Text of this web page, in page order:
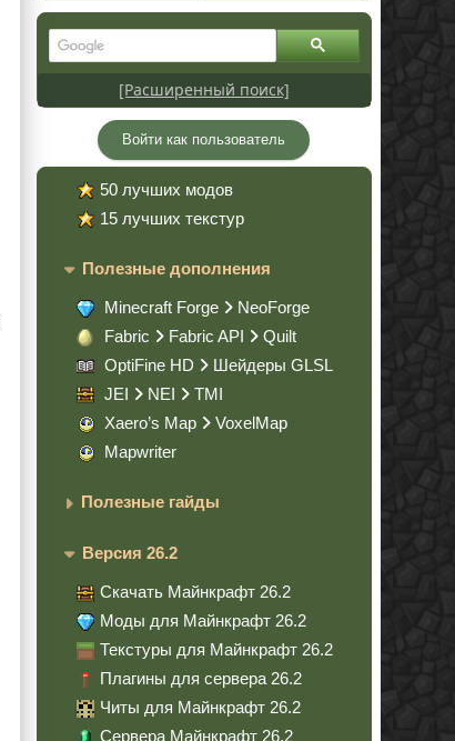
[Расширенный поиск]
Войти как пользователь
50 лучших модов
15 лучших текстур
Полезные дополнения
Minecraft Forge
NeoForge
Fabric
Fabric API
Quilt
OptiFine HD
Шейдеры GLSL
JEI
NEI
TMI
Xaero’s Map
VoxelMap
Mapwriter
Полезные гайды
Версия 26.2
Скачать Майнкрафт 26.2
Моды для Майнкрафт 26.2
Текстуры для Майнкрафт 26.2
Плагины для сервера 26.2
Читы для Майнкрафт 26.2
Сервера Майнкрафт 26.2